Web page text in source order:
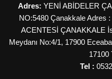
Adres: YENİ ABİDELER
NO:5480 Çanakkale Adres
ACENTESİ ÇANAKKALE
Meydanı No:4/1, 17900
17100
Tel :